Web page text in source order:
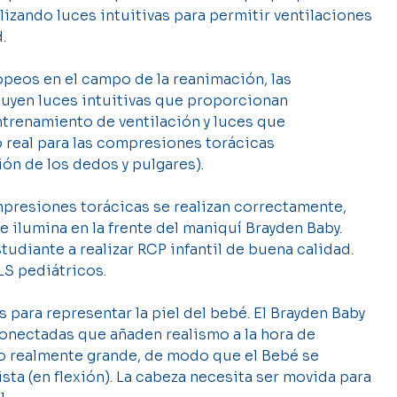
luces intuitivas para permitir ventilaciones
en el campo de la reanimación, las
luces intuitivas que proporcionan
de ventilación y luces que
para las compresiones torácicas
de los dedos y pulgares).
torácicas se realizan correctamente,
ilumina en la frente del maniquí Brayden Baby.
a realizar RCP infantil de buena calidad.
pediátricos.
representar la piel del bebé. El Brayden Baby
que añaden realismo a la hora de
grande, de modo que el Bebé se
(en flexión). La cabeza necesita ser movida para